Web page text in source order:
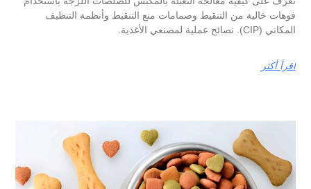
فوهات خالية من التنقيط وصمامات منع التنقيط وأنظمة التنظيف
المكاني (CIP). نصائح عملية لمصنعي الأغذية.
اقرأ أكثر